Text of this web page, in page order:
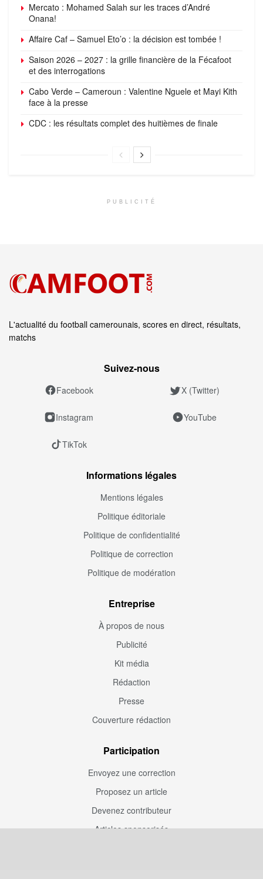
Mercato : Mohamed Salah sur les traces d’André
Onana!
Affaire Caf – Samuel Eto’o : la décision est tombée !
Saison 2026 – 2027 : la grille financière de la Fécafoot
et des interrogations
Cabo Verde – Cameroun : Valentine Nguele et Mayi Kith
face à la presse
CDC : les résultats complet des huitièmes de finale
PUBLICITÉ
L'actualité du football camerounais, scores en direct, résultats,
matchs
Suivez‑nous
Facebook X (Twitter)
Instagram YouTube
TikTok
Informations légales
Mentions légales
Politique éditoriale
Politique de confidentialité
Politique de correction
Politique de modération
Entreprise
À propos de nous
Publicité
Kit média
Rédaction
Presse
Couverture rédaction
Participation
Envoyez une correction
Proposez un article
Devenez contributeur
Articles sponsorisés